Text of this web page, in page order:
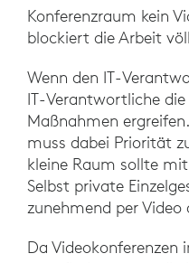
Konferenzraum kein
blockiert die Arbeit
Wenn den IT-
IT-Verantwortliche
Maßnahmen
muss dabei Priorität
kleine Raum sollte
Selbst private
zunehmend per Video
Da Videokonferenzen